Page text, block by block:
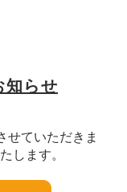
らせ
せていただきま
します。